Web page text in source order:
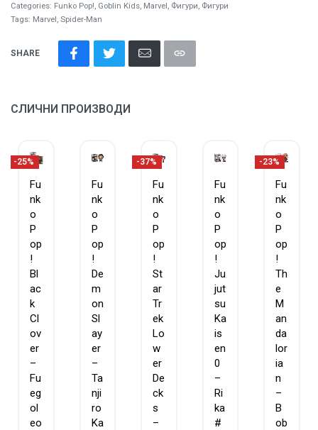
Categories: Funko Pop!, Goblin Kids, Marvel, Фигури, Фигури
Tags: Marvel, Spider-Man
SHARE
СЛИЧНИ ПРОИЗВОДИ
-25%
Fu
nk
o
P
op
!
Bl
ac
k
Cl
ov
er
–
Fu
eg
ol
eo
Fu
nk
o
P
op
!
De
m
on
Sl
ay
er
–
Ta
nji
ro
Ka
-37%
Fu
nk
o
P
op
!
St
ar
Tr
ek
Lo
w
er
De
ck
s
–
Fu
nk
o
P
op
!
Ju
jut
su
Ka
is
en
0
–
Ri
ka
#
-23%
Fu
nk
o
P
op
!
Th
e
M
an
da
lor
ia
n
–
B
ob